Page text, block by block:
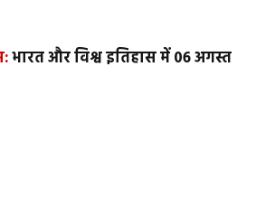
भारत और विश्व इतिहास में 06 अगस्त